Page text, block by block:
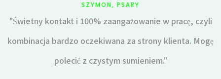
SZYMON, PSARY
"Świetny kontakt i 100% zaangażowanie w pracę, czyli
kombinacja bardzo oczekiwana za strony klienta. Mogę
polecić z czystym sumieniem."